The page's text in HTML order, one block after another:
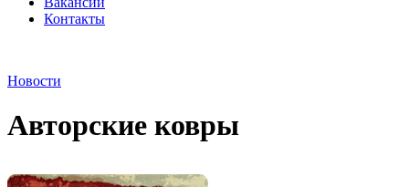
Контакты
Новости
Авторские ковры